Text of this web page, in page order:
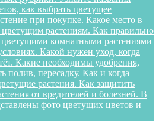
как выбрать цветущее
при покупке. Какое место в
цветущим растениям. Как правильно
цветущими комнатными растениями
Какой нужен уход, когда
Какие необходимы удобрения,
полив, пересадку. Как и когда
растения. Как защитить
от вредителей и болезней. В
фото цветущих цветов и